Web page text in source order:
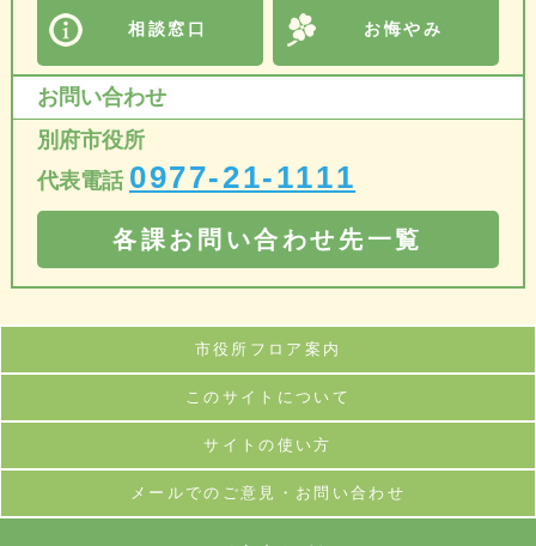
相談窓口 お悔やみ
お問い合わせ
別府市役所
代表電話 0977-21-1111
各課お問い合わせ先一覧
市役所フロア案内
このサイトについて
サイトの使い方
メールでのご意見・お問い合わせ